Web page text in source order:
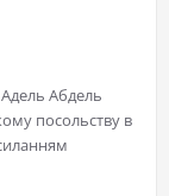
Адель Абдель
посольству в